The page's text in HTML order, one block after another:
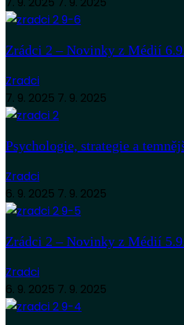
Zrádci 2 – Novinky z Médií
Zradci
7. 9. 2025 7. 9. 2025
Psychologie, strategie a
Zradci
6. 9. 2025 7. 9. 2025
Zrádci 2 – Novinky z Médií
Zradci
6. 9. 2025 7. 9. 2025